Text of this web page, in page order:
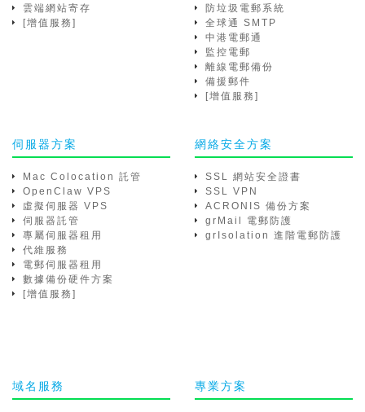
雲端網站寄存
[增值服務]
防垃圾電郵系統
全球通 SMTP
中港電郵通
監控電郵
離線電郵備份
備援郵件
[增值服務]
伺服器方案
Mac Colocation 託管
OpenClaw VPS
虛擬伺服器 VPS
伺服器託管
專屬伺服器租用
代維服務
電郵伺服器租用
數據備份硬件方案
[增值服務]
網絡安全方案
SSL 網站安全證書
SSL VPN
ACRONIS 備份方案
grMail 電郵防護
grIsolation 進階電郵防護
域名服務 專業方案